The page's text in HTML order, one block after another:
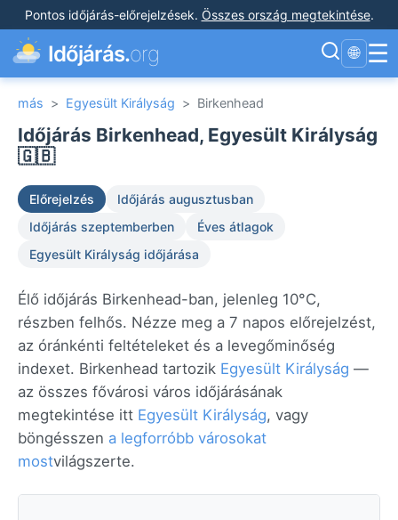
Pontos időjárás-előrejelzések. Összes ország megtekintése.
Időjárás.org 🌐 ☰
más > Egyesült Királyság > Birkenhead
Időjárás Birkenhead, Egyesült Királyság
🇬🇧
Előrejelzés
Időjárás augusztusban
Időjárás szeptemberben
Éves átlagok
Egyesült Királyság időjárása
Élő időjárás Birkenhead-ban, jelenleg 10°C,
részben felhős. Nézze meg a 7 napos előrejelzést,
az óránkénti feltételeket és a levegőminőség
indexet. Birkenhead tartozik Egyesült Királyság —
az összes fővárosi város időjárásának
megtekintése itt Egyesült Királyság, vagy
böngésszen a legforróbb városokat
mostvilágszerte.